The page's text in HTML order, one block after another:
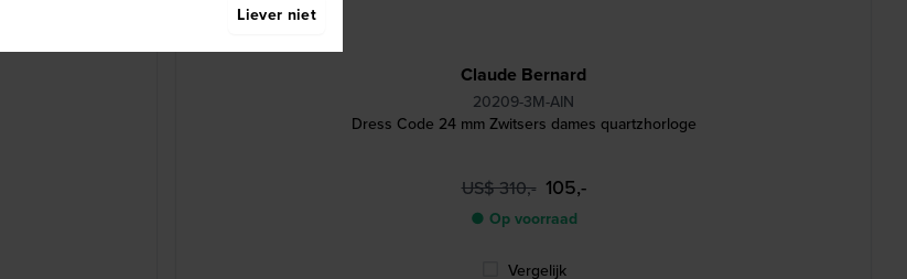
Claude Bernard
20209-3M-AIN
Dress Code 24 mm Zwitsers dames quartzhorloge
US$ 310,- 105,-
● Op voorraad
Vergelijk
Liever niet